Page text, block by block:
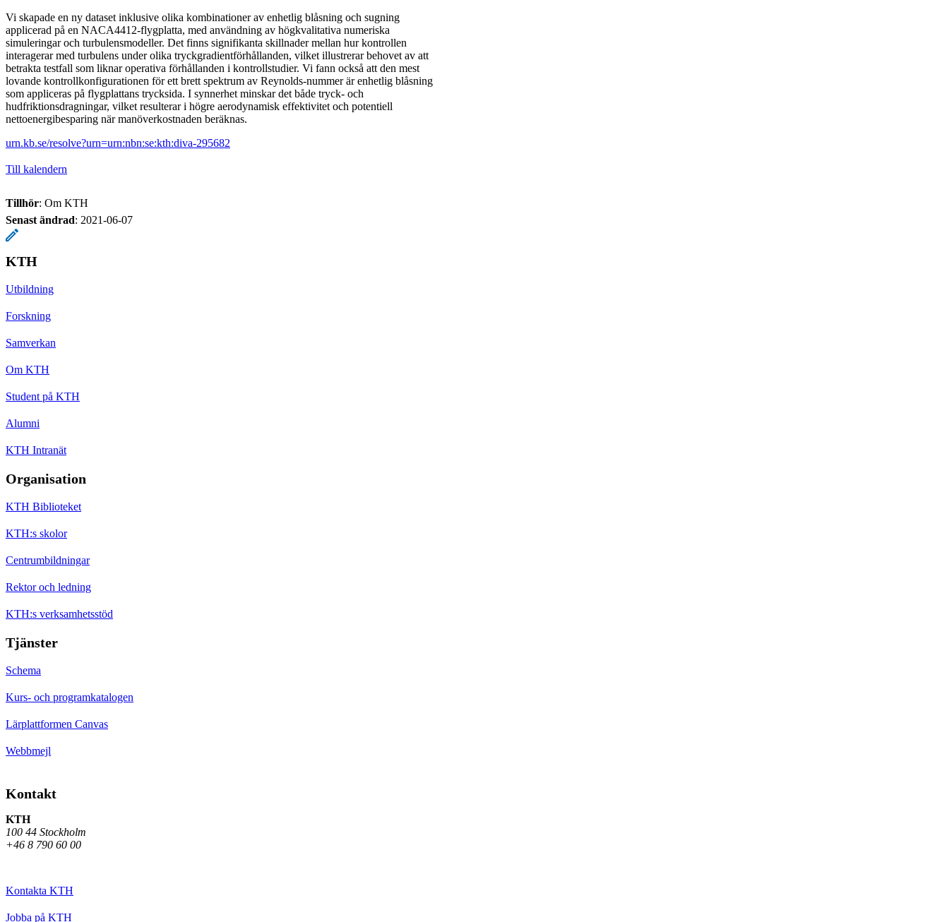
Vi skapade en ny dataset inklusive olika kombinationer av enhetlig blåsning och sugning
applicerad på en NACA4412-flygplatta, med användning av högkvalitativa numeriska
simuleringar och turbulensmodeller. Det finns signifikanta skillnader mellan hur kontrollen
interagerar med turbulens under olika tryckgradientförhållanden, vilket illustrerar behovet av att
betrakta testfall som liknar operativa förhållanden i kontrollstudier. Vi fann också att den mest
lovande kontrollkonfigurationen för ett brett spektrum av Reynolds-nummer är enhetlig blåsning
som appliceras på flygplattans trycksida. I synnerhet minskar det både tryck- och
hudfriktionsdragningar, vilket resulterar i högre aerodynamisk effektivitet och potentiell
nettoenergibesparing när manöverkostnaden beräknas.
urn.kb.se/resolve?urn=urn:nbn:se:kth:diva-295682
Till kalendern
Tillhör: Om KTH
Senast ändrad: 2021-06-07
KTH
Utbildning
Forskning
Samverkan
Om KTH
Student på KTH
Alumni
KTH Intranät
Organisation
KTH Biblioteket
KTH:s skolor
Centrumbildningar
Rektor och ledning
KTH:s verksamhetsstöd
Tjänster
Schema
Kurs- och programkatalogen
Lärplattformen Canvas
Webbmejl
Kontakt
KTH
100 44 Stockholm
+46 8 790 60 00
Kontakta KTH
Jobba på KTH